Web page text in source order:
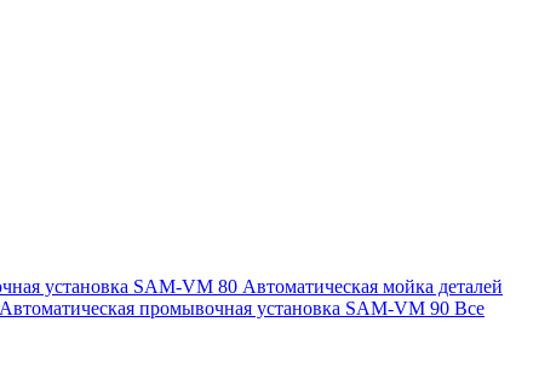
установка SAM-VM 80 Автоматическая мойка деталей
Автоматическая промывочная установка SAM-VM 90 Все